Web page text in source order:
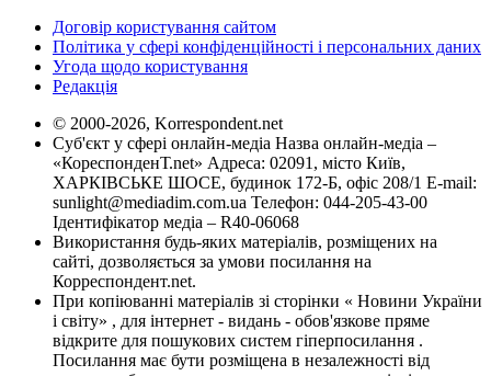
Договір користування сайтом
Політика у сфері конфіденційності і персональних даних
Угода щодо користування
Редакція
© 2000-2026, Korrespondent.net
Суб'єкт у сфері онлайн-медіа Назва онлайн-медіа –
«КореспонденТ.net» Адреса: 02091, місто Київ,
ХАРКІВСЬКЕ ШОСЕ, будинок 172-Б, офіс 208/1 E-mail:
sunlight@mediadim.com.ua Телефон: 044-205-43-00
Ідентифікатор медіа – R40-06068
Використання будь-яких матеріалів, розміщених на
сайті, дозволяється за умови посилання на
Корреспондент.net.
При копіюванні матеріалів зі сторінки « Новини України
і світу» , для інтернет - видань - обов'язкове пряме
відкрите для пошукових систем гіперпосилання .
Посилання має бути розміщена в незалежності від